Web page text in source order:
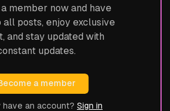
member now and have
all posts, enjoy exclusive
and stay updated with
updates.
a member
have an account? Sign in